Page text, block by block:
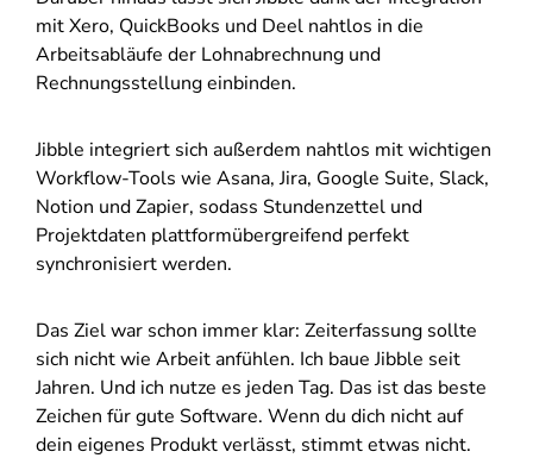
mit Xero, QuickBooks und Deel nahtlos in die
Arbeitsabläufe der Lohnabrechnung und
Rechnungsstellung einbinden.
Jibble integriert sich außerdem nahtlos mit wichtigen
Workflow-Tools wie Asana, Jira, Google Suite, Slack,
Notion und Zapier, sodass Stundenzettel und
Projektdaten plattformübergreifend perfekt
synchronisiert werden.
Das Ziel war schon immer klar: Zeiterfassung sollte
sich nicht wie Arbeit anfühlen. Ich baue Jibble seit
Jahren. Und ich nutze es jeden Tag. Das ist das beste
Zeichen für gute Software. Wenn du dich nicht auf
dein eigenes Produkt verlässt, stimmt etwas nicht.